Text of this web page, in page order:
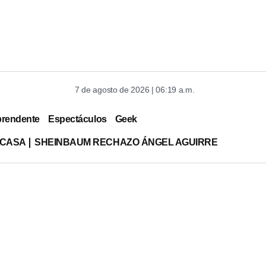
7 de agosto de 2026 | 06:19 a.m.
Espectáculos Geek
SHEINBAUM RECHAZO ÁNGEL AGUIRRE